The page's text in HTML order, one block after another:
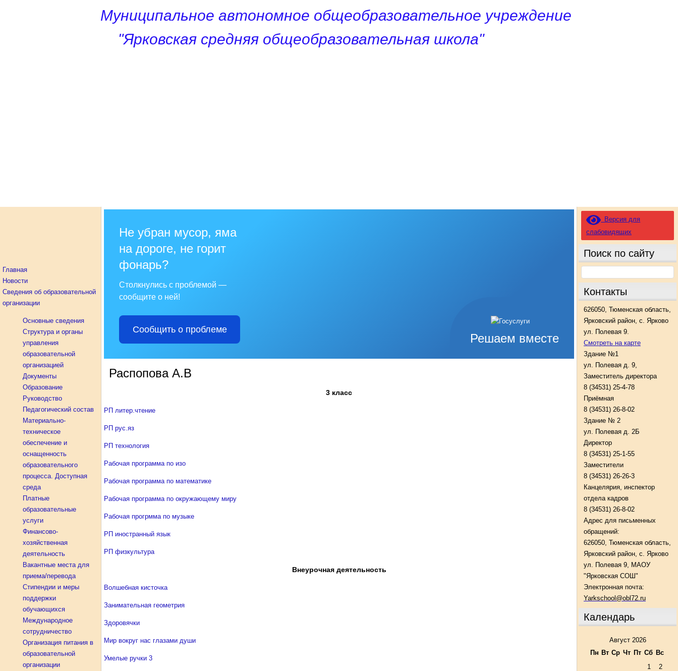
Муниципальное автономное общеобразовательное учреждение
"Ярковская средняя общеобразовательная школа"
Главная
Новости
Сведения об образовательной
организации
Основные сведения
Структура и органы
управления
образовательной
организацией
Документы
Образование
Руководство
Педагогический состав
Материально-
техническое
обеспечение и
оснащенность
образовательного
процесса. Доступная
среда
Платные
образовательные
услуги
Финансово-
хозяйственная
деятельность
Вакантные места для
приема/перевода
Стипендии и меры
поддержки
обучающихся
Международное
сотрудничество
Организация питания в
образовательной
организации
Решаем вместе
Не убран мусор, яма
на дороге, не горит
фонарь?
Столкнулись с проблемой —
сообщите о ней!
Сообщить о проблеме
Распопова А.В
3 класс
РП литер.чтение
РП рус.яз
РП технология
Рабочая программа по изо
Рабочая программа по математике
Рабочая программа по окружающему миру
Рабочая прогрмма по музыке
РП иностранный язык
РП физкультура
Внеурочная деятельность
Волшебная кисточка
Занимательная геометрия
Здоровячки
Мир вокруг нас глазами души
Умелые ручки 3
Версия для
слабовидящих
Поиск по сайту
Контакты
626050, Тюменская область,
Ярковский район, с. Ярково
ул. Полевая 9.
Смотреть на карте
Здание №1
ул. Полевая д. 9,
Заместитель директора
8 (34531) 25-4-78
Приёмная
8 (34531) 26-8-02
Здание № 2
ул. Полевая д. 2Б
Директор
8 (34531) 25-1-55
Заместители
8 (34531) 26-26-3
Канцелярия, инспектор
отдела кадров
8 (34531) 26-8-02
Адрес для письменных
обращений:
626050, Тюменская область,
Ярковский район, с. Ярково
ул. Полевая 9, МАОУ
"Ярковская СОШ"
Электронная почта:
Yarkschool@obl72.ru
Календарь
Август 2026
Пн Вт Ср Чт Пт Сб Вс
1
2